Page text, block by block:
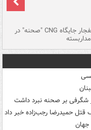
لحظه انفجار جایگاه CNG "صحنه" در
شگرفی بر صحنه نبرد داشت
قتل حمیدرضا رجب‌زاده خبر داد
جهان